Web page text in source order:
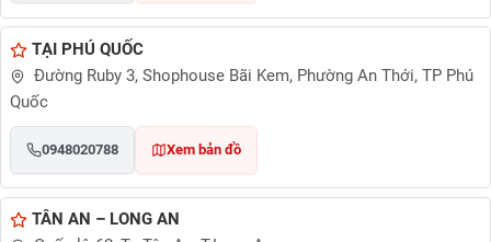
TẠI PHÚ QUỐC
Đường Ruby 3, Shophouse Bãi Kem, Phường An Thới, TP Phú
Quốc
0948020788 Xem bản đồ
TÂN AN – LONG AN